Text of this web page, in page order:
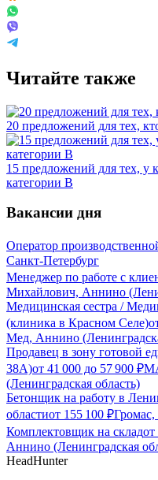
Читайте также
20 предложений для тех,
15 предложений для тех, у
категории В
Вакансии дня
Оператор
Санкт-Петербург
Менеджер по работе с
Михайлович, Аннино
Медицинская сестра /
(клиника в Красном Селе)
Мед, Аннино
Продавец в зону готовой
38А)от 41 000 до 57 900 ₽
(Ленинградская область)
Бетонщик на работу в
областиот 155 100 ₽
Комплектовщик на складот
Аннино (Ленинградская
HeadHunter